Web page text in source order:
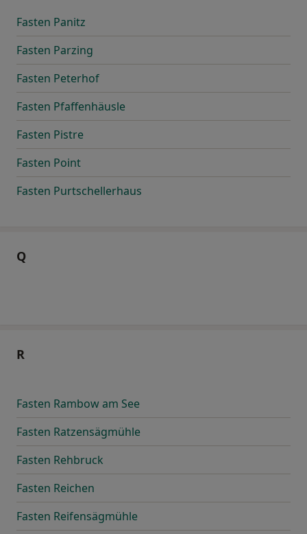
Fasten Panitz
Fasten Parzing
Fasten Peterhof
Fasten Pfaffenhäusle
Fasten Pistre
Fasten Point
Fasten Purtschellerhaus
Q
R
Fasten Rambow am See
Fasten Ratzensägmühle
Fasten Rehbruck
Fasten Reichen
Fasten Reifensägmühle